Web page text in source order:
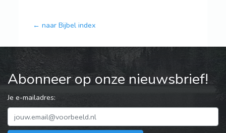
← naar Bijbel index
Abonneer op onze nieuwsbrief!
Je e-mailadres: